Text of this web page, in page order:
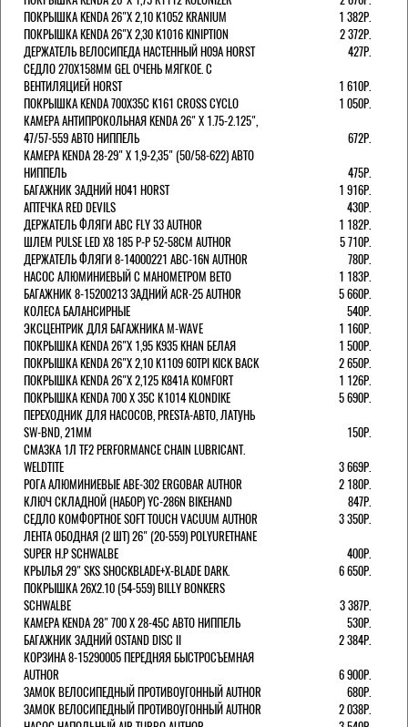
ПОКРЫШКА KENDA 26"Х 2,10 K1052 KRANIUM
1 382Р.
ПОКРЫШКА KENDA 26"Х 2,30 K1016 KINIPTION
2 372Р.
ДЕРЖАТЕЛЬ ВЕЛОСИПЕДА НАСТЕННЫЙ H09A HORST
427Р.
СЕДЛО 270Х158ММ GEL ОЧЕНЬ МЯГКОЕ. С
ВЕНТИЛЯЦИЕЙ HORST
1 610Р.
ПОКРЫШКА KENDA 700Х35С K161 CROSS CYCLO
1 050Р.
КАМЕРА АНТИПРОКОЛЬНАЯ KENDA 26" Х 1.75-2.125",
47/57-559 АВТО НИППЕЛЬ
672Р.
КАМЕРА KENDA 28-29" Х 1,9-2,35" (50/58-622) АВТО
НИППЕЛЬ
475Р.
БАГАЖНИК ЗАДНИЙ H041 HORST
1 916Р.
АПТЕЧКА RED DEVILS
430Р.
ДЕРЖАТЕЛЬ ФЛЯГИ АВС FLY 33 AUTHOR
1 182Р.
ШЛЕМ PULSE LED X8 185 Р-Р 52-58СМ AUTHOR
5 710Р.
ДЕРЖАТЕЛЬ ФЛЯГИ 8-14000221 ABC-16N AUTHOR
780Р.
НАСОС АЛЮМИНИЕВЫЙ С МАНОМЕТРОМ BETO
1 183Р.
БАГАЖНИК 8-15200213 ЗАДНИЙ ACR-25 AUTHOR
5 660Р.
КОЛЕСА БАЛАНСИРНЫЕ
540Р.
ЭКСЦЕНТРИК ДЛЯ БАГАЖНИКА M-WAVE
1 160Р.
ПОКРЫШКА KENDA 26"Х 1,95 K935 KHAN БЕЛАЯ
1 500Р.
ПОКРЫШКА KENDA 26"Х 2,10 K1109 60TPI KICK BACK
2 650Р.
ПОКРЫШКА KENDA 26"Х 2,125 K841A KOMFORT
1 126Р.
ПОКРЫШКА KENDA 700 Х 35С К1014 KLONDIKE
5 690Р.
ПЕРЕХОДНИК ДЛЯ НАСОСОВ, PRESTA-АВТО, ЛАТУНЬ
SW-BND, 21ММ
150Р.
СМАЗКА 1Л TF2 PERFORMANCE CHAIN LUBRICANT.
WELDTITE
3 669Р.
РОГА АЛЮМИНИЕВЫЕ ABE-302 ERGOBAR AUTHOR
2 180Р.
КЛЮЧ СКЛАДНОЙ (НАБОР) YC-286N BIKEHAND
847Р.
СЕДЛО КОМФОРТНОЕ SOFT TOUCH VACUUM AUTHOR
3 350Р.
ЛЕНТА ОБОДНАЯ (2 ШТ) 26" (20-559) POLYURETHANE
SUPER H.P SCHWALBE
400Р.
КРЫЛЬЯ 29" SKS SHOCKBLADE+X-BLADE DARK.
6 650Р.
ПОКРЫШКА 26X2.10 (54-559) BILLY BONKERS
SCHWALBE
3 387Р.
КАМЕРА KENDA 28" 700 Х 28-45С АВТО НИППЕЛЬ
530Р.
БАГАЖНИК ЗАДНИЙ OSTAND DISC II
2 384Р.
КОРЗИНА 8-15290005 ПЕРЕДНЯЯ БЫСТРОСЪЕМНАЯ
AUTHOR
6 900Р.
ЗАМОК ВЕЛОСИПЕДНЫЙ ПРОТИВОУГОННЫЙ AUTHOR
680Р.
ЗАМОК ВЕЛОСИПЕДНЫЙ ПРОТИВОУГОННЫЙ AUTHOR
2 038Р.